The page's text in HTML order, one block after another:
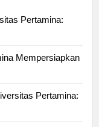
Pertamina:
Mempersiapkan
Pertamina: